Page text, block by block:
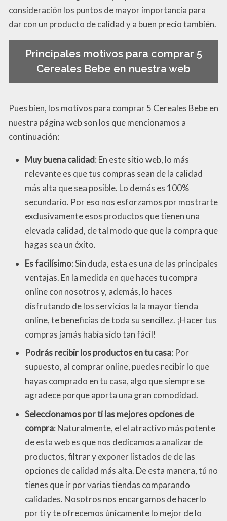
consideración los puntos de mayor importancia para
dar con un producto de calidad y a buen precio también.
Principales motivos para comprar 5
Cereales Bebe en nuestra web
Pues bien, los motivos para comprar 5 Cereales Bebe en
nuestra página web son los que mencionamos a
continuación:
Muy buena calidad: En este sitio web, lo más
relevante es que tus compras sean de la calidad
más alta que sea posible. Lo demás es 100%
secundario. Por eso nos esforzamos por mostrarte
exclusivamente esos productos que tienen una
elevada calidad, de tal modo que que la compra que
hagas sea un éxito.
Es facilísimo: Sin duda, esta es una de las principales
ventajas. En la medida en que haces tu compra
online con nosotros y, además, lo haces
disfrutando de los servicios la la mayor tienda
online, te beneficias de toda su sencillez. ¡Hacer tus
compras jamás había sido tan fácil!
Podrás recibir los productos en tu casa: Por
supuesto, al comprar online, puedes recibir lo que
hayas comprado en tu casa, algo que siempre se
agradece porque aporta una gran comodidad.
Seleccionamos por ti las mejores opciones de
compra: Naturalmente, el el atractivo más potente
de esta web es que nos dedicamos a analizar de
productos, filtrar y exponer listados de de las
opciones de calidad más alta. De esta manera, tú no
tienes que ir por varias tiendas comparando
calidades. Nosotros nos encargamos de hacerlo
por ti y te ofrecemos únicamente lo mejor de lo